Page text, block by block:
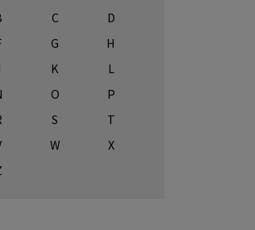
C
D
G
H
K
L
O
P
S
T
W
X